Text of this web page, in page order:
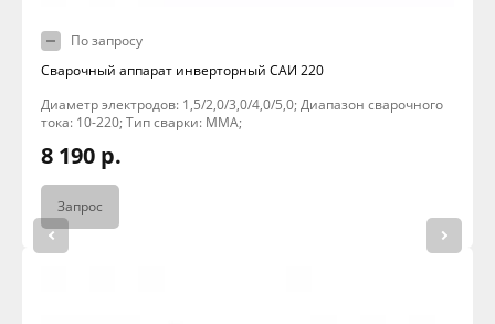
По запросу
Сварочный аппарат инверторный САИ 220
Диаметр электродов: 1,5/2,0/3,0/4,0/5,0; Диапазон сварочного
тока: 10-220; Тип сварки: MMA;
8 190 р.
Запрос